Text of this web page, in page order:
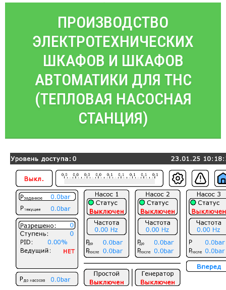
ПРОИЗВОДСТВО
ЭЛЕКТРОТЕХНИЧЕСКИХ
ШКАФОВ И ШКАФОВ
АВТОМАТИКИ ДЛЯ ТНС
(ТЕПЛОВАЯ НАСОСНАЯ
СТАНЦИЯ)